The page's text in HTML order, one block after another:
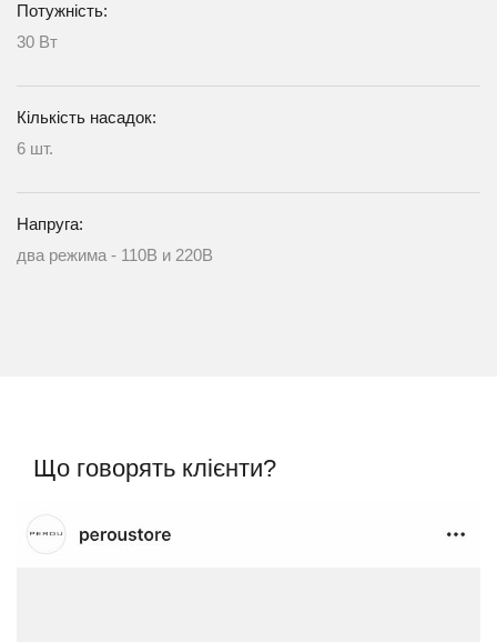
Потужність:
30 Вт
Кількість насадок:
6 шт.
Напруга:
два режима - 110В и 220В
Що говорять клієнти?